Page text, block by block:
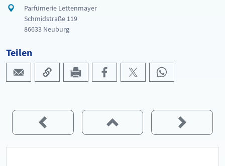
Parfümerie Lettenmayer
Schmidstraße 119
86633 Neuburg
Teilen